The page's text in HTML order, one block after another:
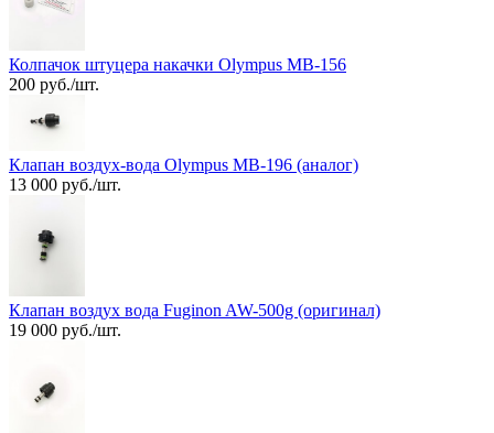
Колпачок штуцера накачки Olympus MB-156
200 руб./шт.
Клапан воздух-вода Olympus MB-196 (аналог)
13 000 руб./шт.
Клапан воздух вода Fuginon AW-500g (оригинал)
19 000 руб./шт.